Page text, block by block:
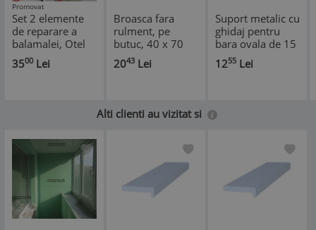
Promovat
Set 2 elemente
de reparare a
balamalei, Otel
inoxidabil,
Argintiu
3500 Lei
Broasca fara
rulment, pe
butuc, 40 x 70
mm
2043 Lei
Suport metalic cu
ghidaj pentru
bara ovala de 15
x 29 mm, 2 buc /
set
1255 Lei
Alti clienti au vizitat si